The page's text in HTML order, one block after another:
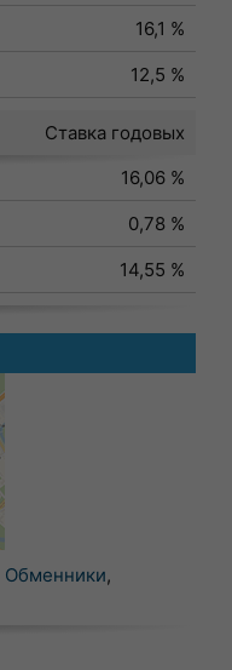
16,1 %
12,5 %
Ставка годовых
16,06 %
0,78 %
14,55 %
Обменники,